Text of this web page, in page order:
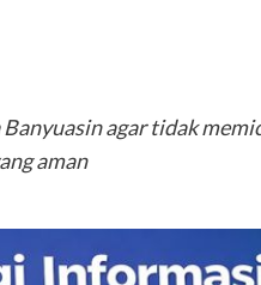
agar tidak
aman